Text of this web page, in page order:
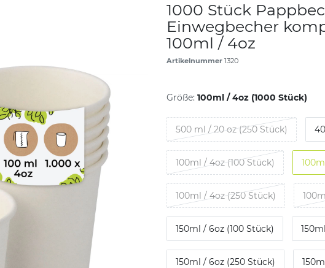
1000 Stück
Einwegbecher
100ml / 4oz
Artikelnummer 1320
Größe: 100ml / 4oz (1000 Stück)
500 ml / 20 oz (250 Stück)
100ml / 4oz (100 Stück)
100ml / 4oz (250 Stück)
150ml / 6oz (100 Stück)
150ml / 6oz (250 Stück)